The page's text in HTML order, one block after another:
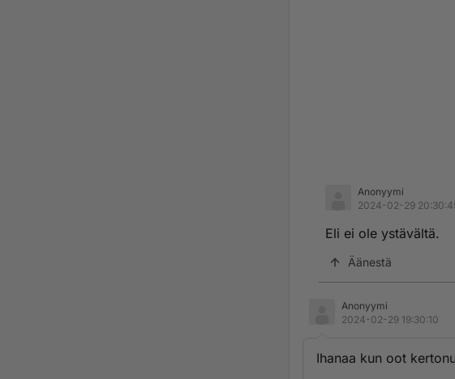
Anonyymi
2024-02-29
Eli ei ole ystävältä.
Äänestä
Anonyymi
2024-02-29 19:30:10
Ihanaa kun oot